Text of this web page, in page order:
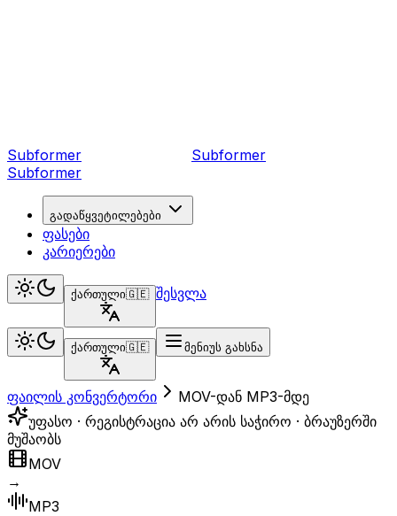
Subformer Subformer
Subformer
გადაწყვეტილებები
ფასები
კარიერები
ქართული🇬🇪 შესვლა
ქართული🇬🇪 მენიუს გახსნა
ფაილის კონვერტორი
MOV-დან MP3-მდე
უფასო · რეგისტრაცია არ არის საჭირო · ბრაუზერში
მუშაობს
MOV
→
MP3